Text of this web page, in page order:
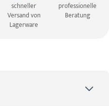
schneller
Versand von
Lagerware
professionelle
Beratung